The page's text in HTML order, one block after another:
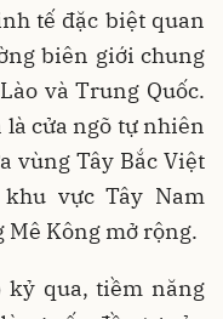
tế đặc biệt quan
biên giới chung
và Trung Quốc.
cửa ngõ tự nhiên
vùng Tây Bắc Việt
vực Tây Nam
Mê Kông mở rộng.
qua, tiềm năng